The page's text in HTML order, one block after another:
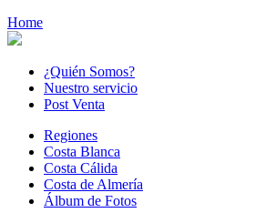
Home
¿Quién Somos?
Nuestro servicio
Post Venta
Regiones
Costa Blanca
Costa Cálida
Costa de Almería
Álbum de Fotos